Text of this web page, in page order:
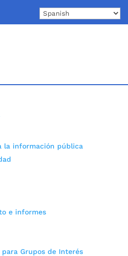
la información pública
e informes
Grupos de Interés
la captura de